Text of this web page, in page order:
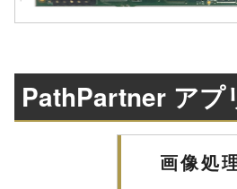
PathPartner アプ
画像処